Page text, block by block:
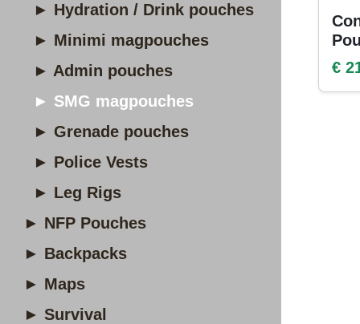
► Hydration / Drink pouches
► Minimi magpouches
► Admin pouches
► SMG magpouches
► Grenade pouches
► Police Vests
► Leg Rigs
► NFP Pouches
► Backpacks
► Maps
► Survival
€